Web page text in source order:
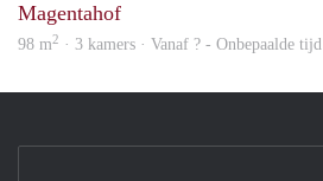
Magentahof
98 m2 · 3 kamers · Vanaf ? - Onbepaalde tijd